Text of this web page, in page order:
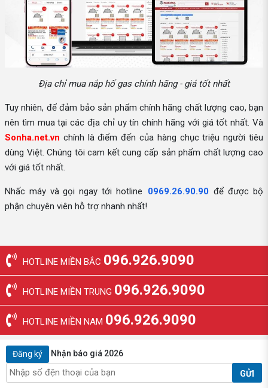
Địa chỉ mua nắp hố gas chính hãng - giá tốt nhất
Tuy nhiên, để đảm bảo sản phẩm chính hãng chất lượng cao, bạn
nên tìm mua tại các địa chỉ uy tín chính hãng với giá tốt nhất. Và
Sonha.net.vn chính là điểm đến của hàng chục triệu người tiêu
dùng Việt. Chúng tôi cam kết cung cấp sản phẩm chất lượng cao
với giá tốt nhất.
Nhấc máy và gọi ngay tới hotline 0969.26.90.90 để được bộ
phận chuyên viên hỗ trợ nhanh nhất!
HOTLINE MIỀN BẮC 096.926.9090
HOTLINE MIỀN TRUNG 096.926.9090
HOTLINE MIỀN NAM 096.926.9090
Đăng ký Nhận báo giá 2026
GỬI